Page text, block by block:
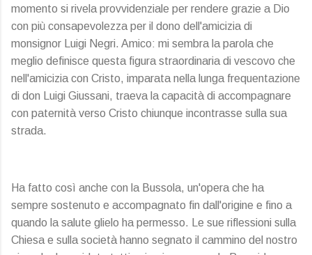
momento si rivela provvidenziale per rendere grazie a Dio
con più consapevolezza per il dono dell'amicizia di
monsignor Luigi Negri. Amico: mi sembra la parola che
meglio definisce questa figura straordinaria di vescovo che
nell'amicizia con Cristo, imparata nella lunga frequentazione
di don Luigi Giussani, traeva la capacità di accompagnare
con paternità verso Cristo chiunque incontrasse sulla sua
strada.
Ha fatto così anche con la Bussola, un'opera che ha
sempre sostenuto e accompagnato fin dall'origine e fino a
quando la salute glielo ha permesso. Le sue riflessioni sulla
Chiesa e sulla società hanno segnato il cammino del nostro